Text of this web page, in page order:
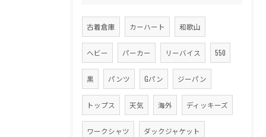
古着倉庫 カーハート 和歌山
ヘビー パーカー リーバイス 550
黒 パンツ Gパン ジーパン
トップス 天気 海外 ディッキーズ
ワークシャツ ダックジャケット